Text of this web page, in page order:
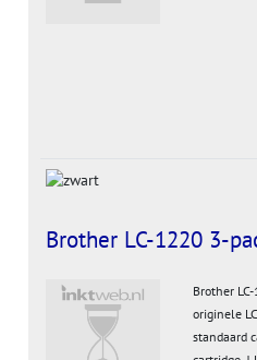
Brother LC-1220 3-
Brother
originele
standaard